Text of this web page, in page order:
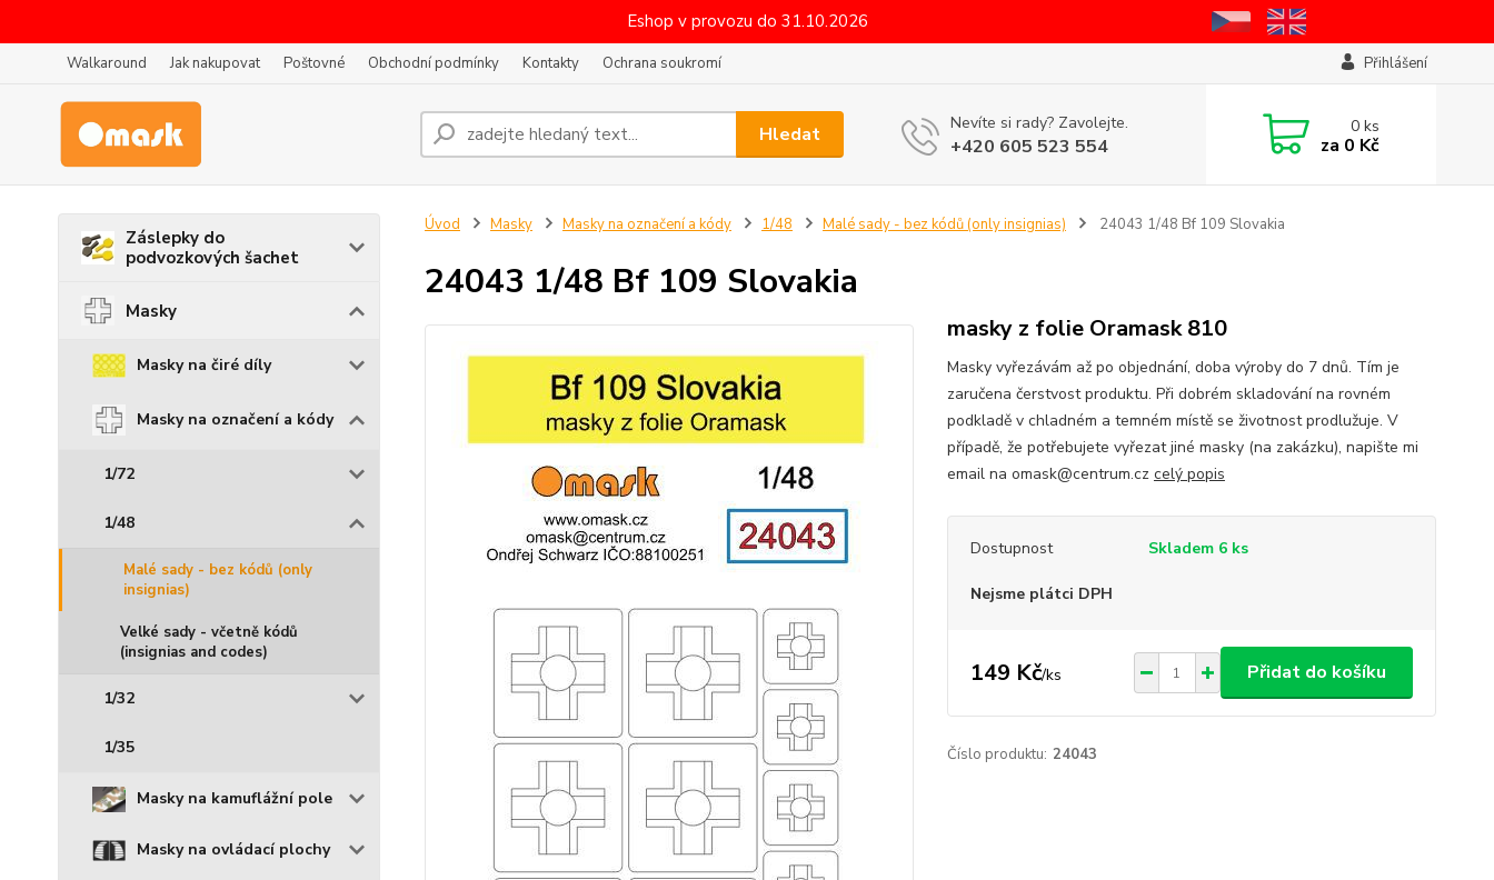
Eshop v provozu do 31.10.2026
Walkaround Jak nakupovat Poštovné Obchodní podmínky Kontakty Ochrana soukromí Přihlášení
Hledat Nevíte si rady? Zavolejte.
+420 605 523 554
0ks
za 0 Kč
Záslepky do
podvozkových šachet
Masky
Masky na čiré díly
Masky na označení a kódy
1/72
1/48
Malé sady - bez kódů (only
insignias)
Velké sady - včetně kódů
(insignias and codes)
1/32
1/35
Masky na kamuflážní pole
Masky na ovládací plochy
Úvod Masky Masky na označení a kódy 1/48 Malé sady - bez kódů (only insignias) 24043 1/48 Bf 109 Slovakia
24043 1/48 Bf 109 Slovakia
masky z folie Oramask 810
Masky vyřezávám až po objednání, doba výroby do 7 dnů. Tím je
zaručena čerstvost produktu. Při dobrém skladování na rovném
podkladě v chladném a temném místě se životnost prodlužuje. V
případě, že potřebujete vyřezat jiné masky (na zakázku), napište mi
email na omask@centrum.cz celý popis
Dostupnost Skladem 6 ks
Nejsme plátci DPH
149 Kč/ks Přidat do košíku
Číslo produktu: 24043